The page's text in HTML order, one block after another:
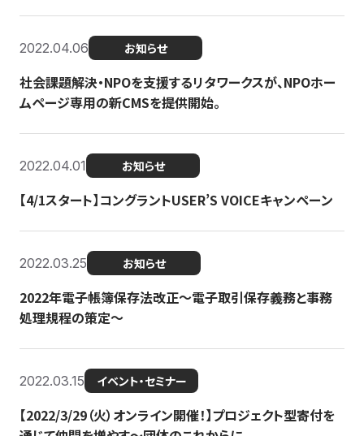
2022.04.06 お知らせ
社会課題解決・NPOを支援するリタワークスが、NPOホー
ムページ専用の新CMSを提供開始。
2022.04.01 お知らせ
【4/1スタート】コングラントUSER’S VOICEキャンペーン
2022.03.25 お知らせ
2022年電子帳簿保存法改正～電子取引保存義務と事務
処理規程の策定～
2022.03.15 イベント・セミナー
【2022/3/29（火）オンライン開催！】プロジェクト型寄付を